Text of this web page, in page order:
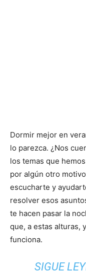
Dormir mejor en
lo parezca. ¿Nos
los temas que
por algún otro
escucharte y
resolver esos
te hacen pasar la
que, a estas alturas,
funciona.
SIGUE